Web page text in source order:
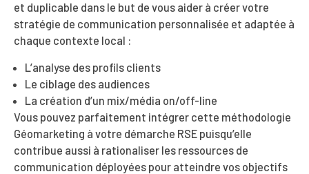
et duplicable dans le but de vous aider à créer votre
stratégie de communication personnalisée et adaptée à
chaque contexte local :
L’analyse des profils clients
Le ciblage des audiences
La création d’un mix/média on/off-line
Vous pouvez parfaitement intégrer cette méthodologie
Géomarketing à votre démarche RSE puisqu’elle
contribue aussi à rationaliser les ressources de
communication déployées pour atteindre vos objectifs